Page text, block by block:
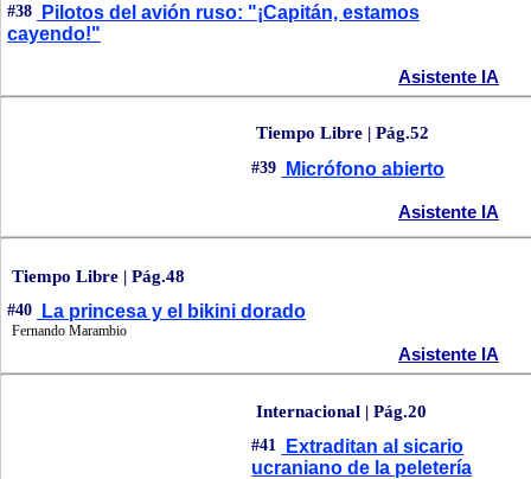
#38
Pilotos del avión ruso: "¡Capitán, estamos
cayendo!"
Asistente IA
Tiempo Libre | Pág.52
#39 Micrófono abierto
Asistente IA
Tiempo Libre | Pág.48
#40 La princesa y el bikini dorado
Fernando Marambio
Asistente IA
Internacional | Pág.20
#41
Extraditan al sicario
ucraniano de la peletería